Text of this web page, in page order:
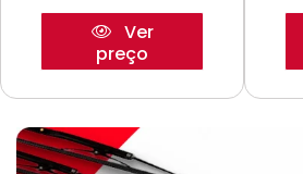
Ver
preço